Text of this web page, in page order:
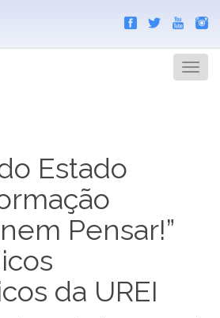
Menu
Estado
Pensar!”
da UREI